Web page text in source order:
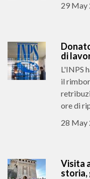
29 May
di
L'INPS
il
ore di
28 May
Visita
storia,